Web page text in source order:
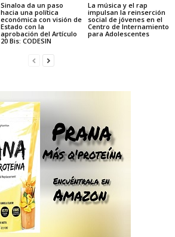
Sinaloa da un paso
hacia una política
económica con visión de
Estado con la
aprobación del Artículo
20 Bis: CODESIN
La música y el rap
impulsan la reinserción
social de jóvenes en el
Centro de Internamiento
para Adolescentes